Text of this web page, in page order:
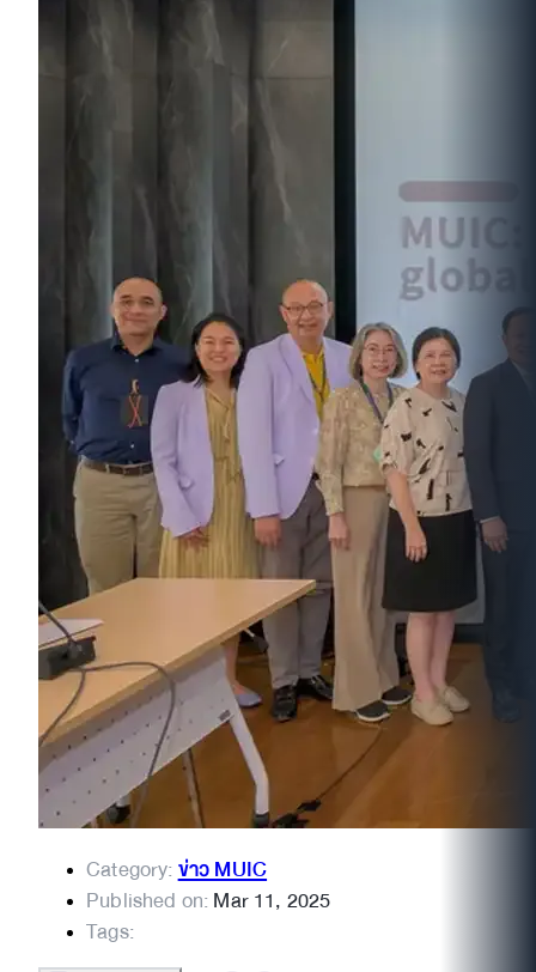
Category:ข่าว MUIC
Published on:Mar 11, 2025
Tags: